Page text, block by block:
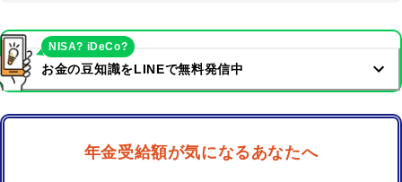
お金の豆知識をLINEで無料発信中
NISA? iDeCo?
年金受給額が気になるあなたへ